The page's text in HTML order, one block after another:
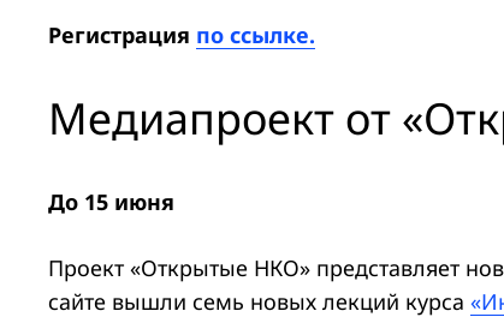
Регистрация по ссылке.
Медиапроект от
До 15 июня
Проект «Открытые НКО» представляет
сайте вышли семь новых лекций курса